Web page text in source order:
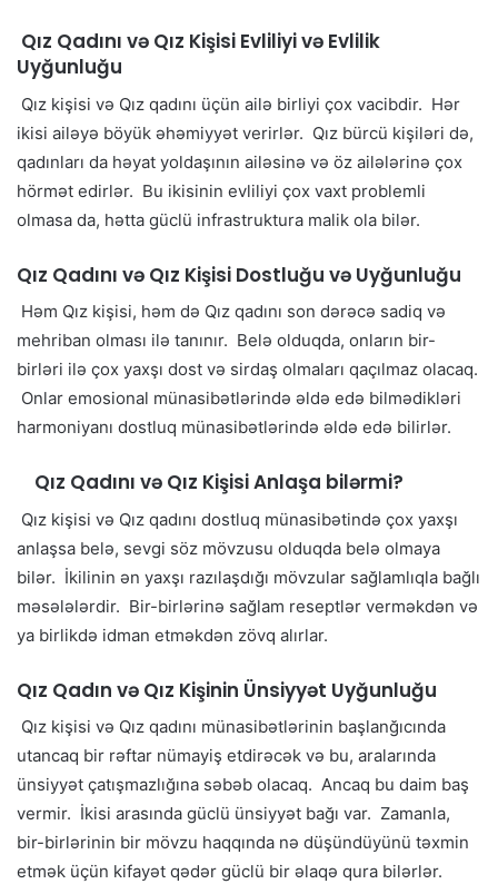
Qız Qadını və Qız Kişisi Evliliyi və Evlilik
Uyğunluğu
Qız kişisi və Qız qadını üçün ailə birliyi çox vacibdir. Hər
ikisi ailəyə böyük əhəmiyyət verirlər. Qız bürcü kişiləri də,
qadınları da həyat yoldaşının ailəsinə və öz ailələrinə çox
hörmət edirlər. Bu ikisinin evliliyi çox vaxt problemli
olmasa da, hətta güclü infrastruktura malik ola bilər.
Qız Qadını və Qız Kişisi Dostluğu və Uyğunluğu
Həm Qız kişisi, həm də Qız qadını son dərəcə sadiq və
mehriban olması ilə tanınır. Belə olduqda, onların bir-
birləri ilə çox yaxşı dost və sirdaş olmaları qaçılmaz olacaq.
Onlar emosional münasibətlərində əldə edə bilmədikləri
harmoniyanı dostluq münasibətlərində əldə edə bilirlər.
Qız Qadını və Qız Kişisi Anlaşa bilərmi?
Qız kişisi və Qız qadını dostluq münasibətində çox yaxşı
anlaşsa belə, sevgi söz mövzusu olduqda belə olmaya
bilər. İkilinin ən yaxşı razılaşdığı mövzular sağlamlıqla bağlı
məsələlərdir. Bir-birlərinə sağlam reseptlər verməkdən və
ya birlikdə idman etməkdən zövq alırlar.
Qız Qadın və Qız Kişinin Ünsiyyət Uyğunluğu
Qız kişisi və Qız qadını münasibətlərinin başlanğıcında
utancaq bir rəftar nümayiş etdirəcək və bu, aralarında
ünsiyyət çatışmazlığına səbəb olacaq. Ancaq bu daim baş
vermir. İkisi arasında güclü ünsiyyət bağı var. Zamanla,
bir-birlərinin bir mövzu haqqında nə düşündüyünü təxmin
etmək üçün kifayət qədər güclü bir əlaqə qura bilərlər.